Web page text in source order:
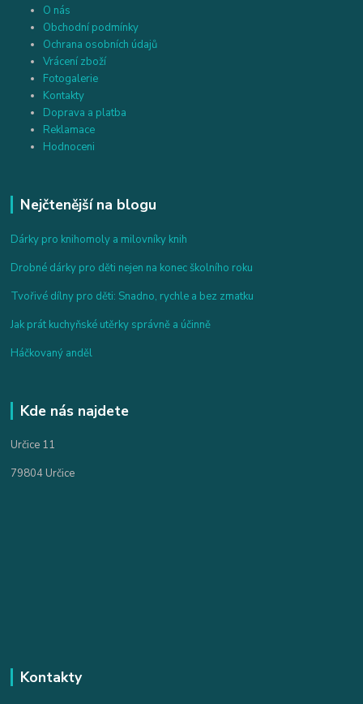
O nás
Obchodní podmínky
Ochrana osobních údajů
Vrácení zboží
Fotogalerie
Kontakty
Doprava a platba
Reklamace
Hodnoceni
Nejčtenější na blogu
Dárky pro knihomoly a milovníky knih
Drobné dárky pro děti nejen na konec školního roku
Tvořivé dílny pro děti: Snadno, rychle a bez zmatku
Jak prát kuchyňské utěrky správně a účinně
Háčkovaný anděl
Kde nás najdete
Určice 11
79804 Určice
Kontakty